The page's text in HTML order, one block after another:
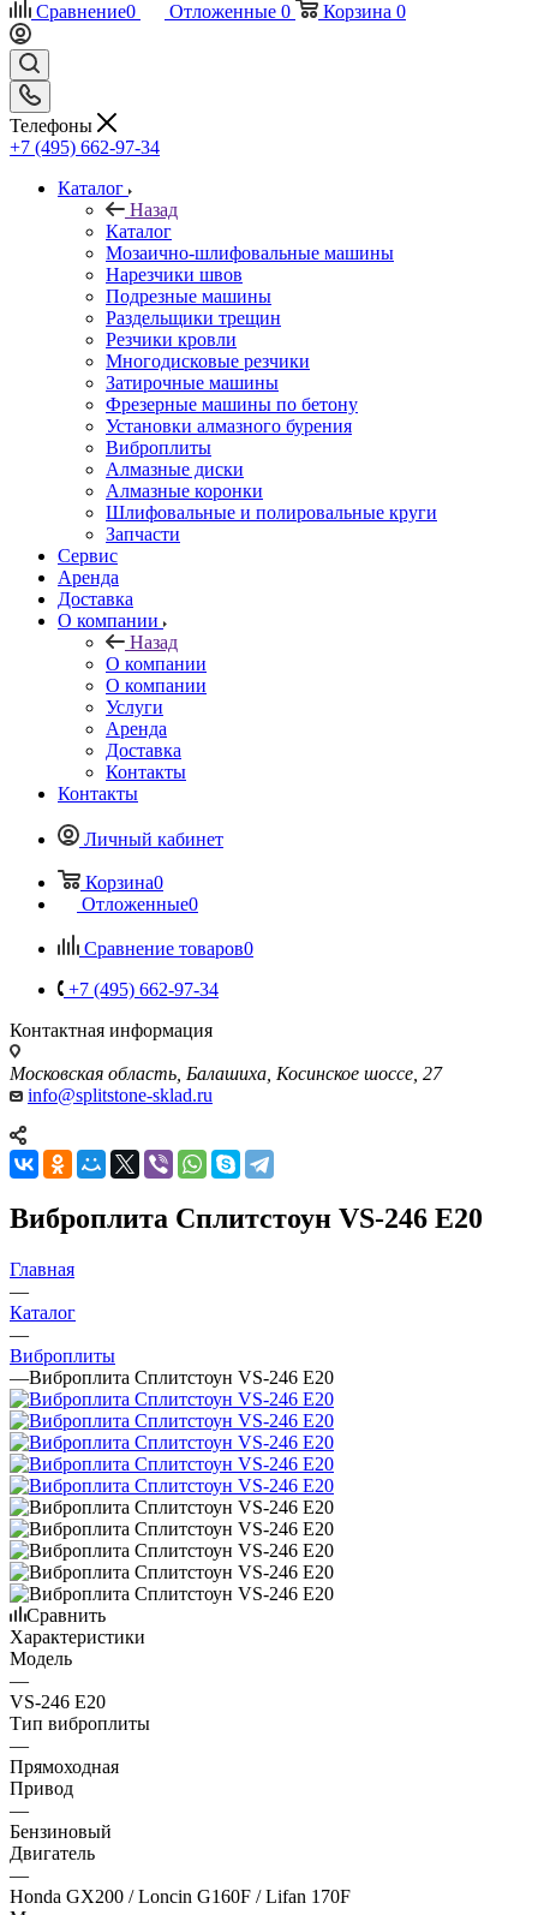
Сравнение0 Отложенные 0 Корзина 0
Телефоны
+7 (495) 662-97-34
Каталог
Назад
Каталог
Мозаично-шлифовальные машины
Нарезчики швов
Подрезные машины
Раздельщики трещин
Резчики кровли
Многодисковые резчики
Затирочные машины
Фрезерные машины по бетону
Установки алмазного бурения
Виброплиты
Алмазные диски
Алмазные коронки
Шлифовальные и полировальные круги
Запчасти
Сервис
Аренда
Доставка
О компании
Назад
О компании
О компании
Услуги
Аренда
Доставка
Контакты
Контакты
Личный кабинет
Корзина0
Отложенные0
Сравнение товаров0
+7 (495) 662-97-34
Контактная информация
Московская область, Балашиха, Косинское шоссе, 27
info@splitstone-sklad.ru
Виброплита Сплитстоун VS-246 E20
Главная
—
Каталог
—
Виброплиты
—Виброплита Сплитстоун VS-246 E20
Сравнить
Характеристики
Модель
—
VS-246 E20
Тип виброплиты
—
Прямоходная
Привод
—
Бензиновый
Двигатель
—
Honda GX200 / Loncin G160F / Lifan 170F